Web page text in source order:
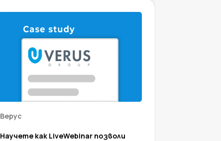
Верус
Научете как LiveWebinar позволи